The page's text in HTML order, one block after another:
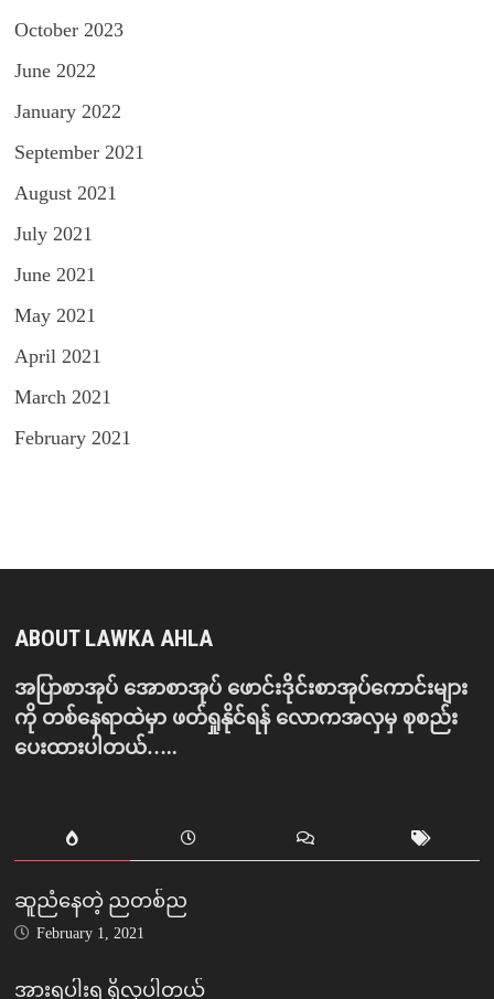
October 2023
June 2022
January 2022
September 2021
August 2021
July 2021
June 2021
May 2021
April 2021
March 2021
February 2021
ABOUT LAWKA AHLA
အပြာစာအုပ် အောစာအုပ် ဖောင်းဒိုင်းစာအုပ်ကောင်းများ
ကို တစ်နေရာထဲမှာ ဖတ်ရှုနိုင်ရန် လောကအလှမှ စုစည်း
ပေးထားပါတယ်…..
ဆူညံနေတဲ့ ညတစ်ည
February 1, 2021
အားရပါးရ ရှိလှပါတယ်